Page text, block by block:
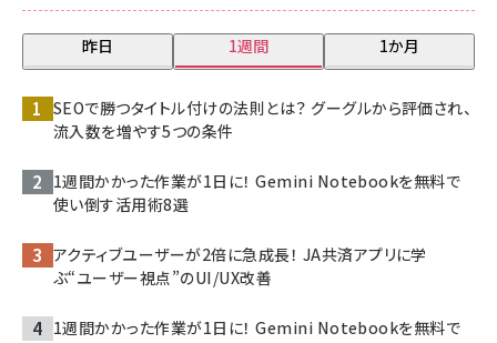
昨日 1週間 1か月
SEOで勝つタイトル付けの法則とは？ グーグルから評価され、
流入数を増やす5つの条件
1週間かかった作業が1日に！ Gemini Notebookを無料で
使い倒す活用術8選
アクティブユーザーが2倍に急成長！ JA共済アプリに学
ぶ“ユーザー視点”のUI/UX改善
1週間かかった作業が1日に！ Gemini Notebookを無料で